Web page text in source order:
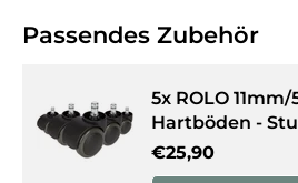
Passendes Zubehör
5x ROLO
Hartböden -
Normaler Preis
€25,90